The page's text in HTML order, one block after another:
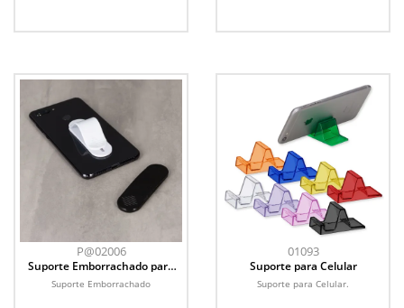
P@02006
Suporte Emborrachado para
Celular
Suporte Emborrachado
01093
Suporte para Celular
Suporte para Celular.